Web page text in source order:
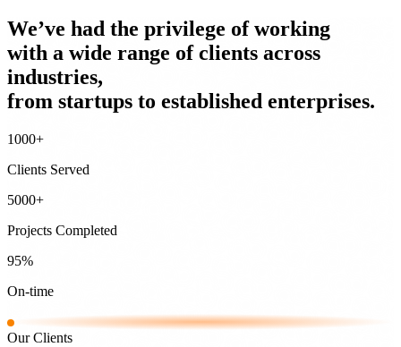
We’ve had the privilege of working
with a wide range of clients across
industries,
from startups to established enterprises.
1000+
Clients Served
5000+
Projects Completed
95%
On-time
Our Clients